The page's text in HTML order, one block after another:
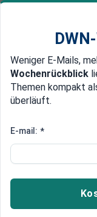
Newsticker
Edelmetalle
Lothar
Der Präsident
Wieler, legt
das RKI auf
Weniger E-Mails,
Wochenrückblick
Themen kompakt
überläuft.
E-mail: *